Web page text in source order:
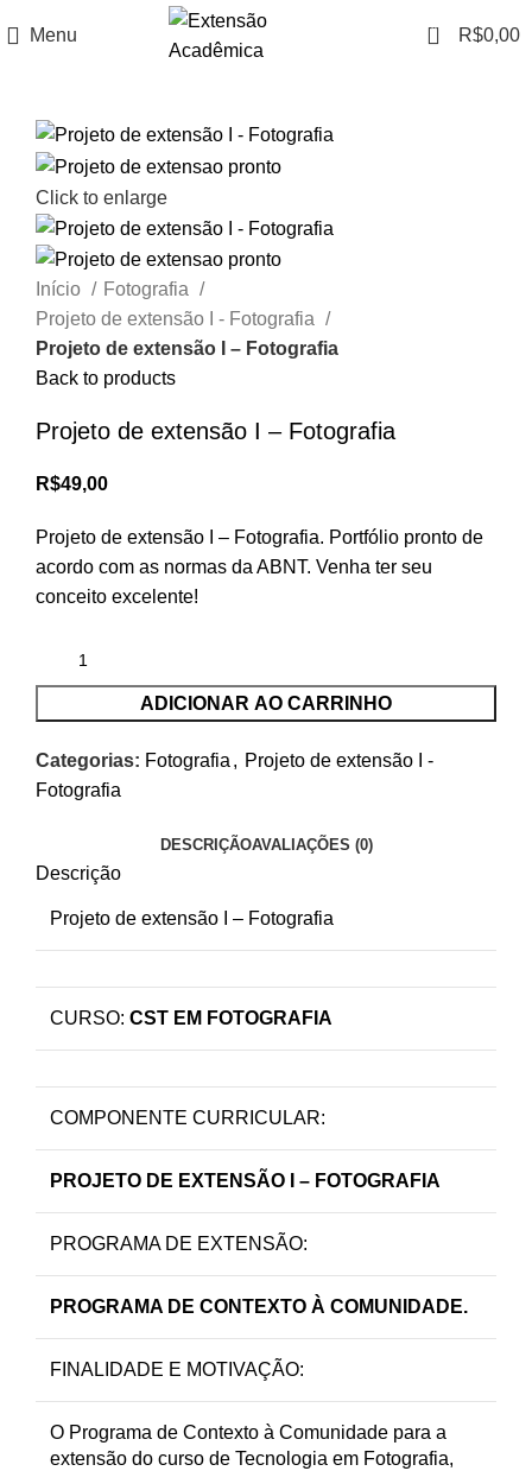
Menu 0 R$0,00
Click to enlarge
Início
Fotografia
Projeto de extensão I - Fotografia
Projeto de extensão I – Fotografia
Back to products
Projeto de extensão I – Fotografia
R$49,00
Projeto de extensão I – Fotografia. Portfólio pronto de
acordo com as normas da ABNT. Venha ter seu
conceito excelente!
ADICIONAR AO CARRINHO
Categorias: Fotografia , Projeto de extensão I -
Fotografia
DESCRIÇÃOAVALIAÇÕES (0)
Descrição
Projeto de extensão I – Fotografia
CURSO: CST EM FOTOGRAFIA
COMPONENTE CURRICULAR:
PROJETO DE EXTENSÃO I – FOTOGRAFIA
PROGRAMA DE EXTENSÃO:
PROGRAMA DE CONTEXTO À COMUNIDADE.
FINALIDADE E MOTIVAÇÃO:
O Programa de Contexto à Comunidade para a
extensão do curso de Tecnologia em Fotografia,